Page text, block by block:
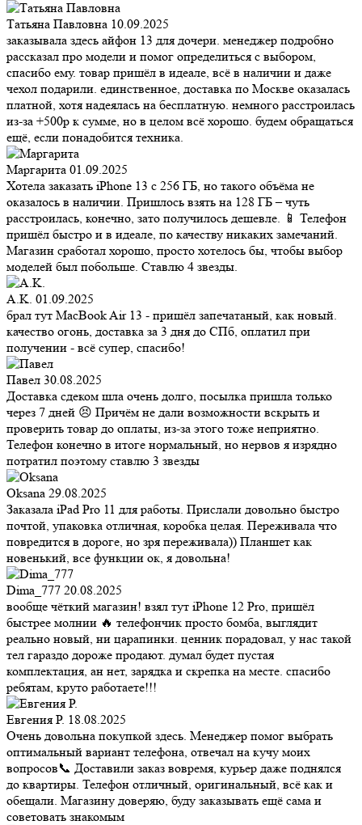
Татьяна Павловна 10.09.2025
заказывала здесь айфон 13 для дочери. менеджер подробно
рассказал про модели и помог определиться с выбором,
спасибо ему. товар пришёл в идеале, всё в наличии и даже
чехол подарили. единственное, доставка по Москве оказалась
платной, хотя надеялась на бесплатную. немного расстроилась
из-за +500р к сумме, но в целом всё хорошо. будем обращаться
ещё, если понадобится техника.
Маргарита 01.09.2025
Хотела заказать iPhone 13 с 256 ГБ, но такого объёма не
оказалось в наличии. Пришлось взять на 128 ГБ – чуть
расстроилась, конечно, зато получилось дешевле. 📱 Телефон
пришёл быстро и в идеале, по качеству никаких замечаний.
Магазин сработал хорошо, просто хотелось бы, чтобы выбор
моделей был побольше. Ставлю 4 звезды.
A.K. 01.09.2025
брал тут MacBook Air 13 - пришёл запечатаный, как новый.
качество огонь, доставка за 3 дня до СПб, оплатил при
получении - всё супер, спасибо!
Павел 30.08.2025
Доставка сдеком шла очень долго, посылка пришла только
через 7 дней 😣 Причём не дали возможности вскрыть и
проверить товар до оплаты, из-за этого тоже неприятно.
Телефон конечно в итоге нормальный, но нервов я изрядно
потратил поэтому ставлю 3 звезды
Oksana 29.08.2025
Заказала iPad Pro 11 для работы. Прислали довольно быстро
почтой, упаковка отличная, коробка целая. Переживала что
повредится в дороге, но зря переживала)) Планшет как
новенький, все функции ок, я довольна!
Dima_777 20.08.2025
вообще чёткий магазин! взял тут iPhone 12 Pro, пришёл
быстрее молнии 🔥 телефончик просто бомба, выглядит
реально новый, ни царапинки. ценник порадовал, у нас такой
тел гараздо дороже продают. думал будет пустая
комплектация, ан нет, зарядка и скрепка на месте. спасибо
ребятам, круто работаете!!!
Евгения Р. 18.08.2025
Очень довольна покупкой здесь. Менеджер помог выбрать
оптимальный вариант телефона, отвечал на кучу моих
вопросов📞 Доставили заказ вовремя, курьер даже поднялся
до квартиры. Телефон отличный, оригинальный, всё как и
обещали. Магазину доверяю, буду заказывать ещё сама и
советовать знакомым